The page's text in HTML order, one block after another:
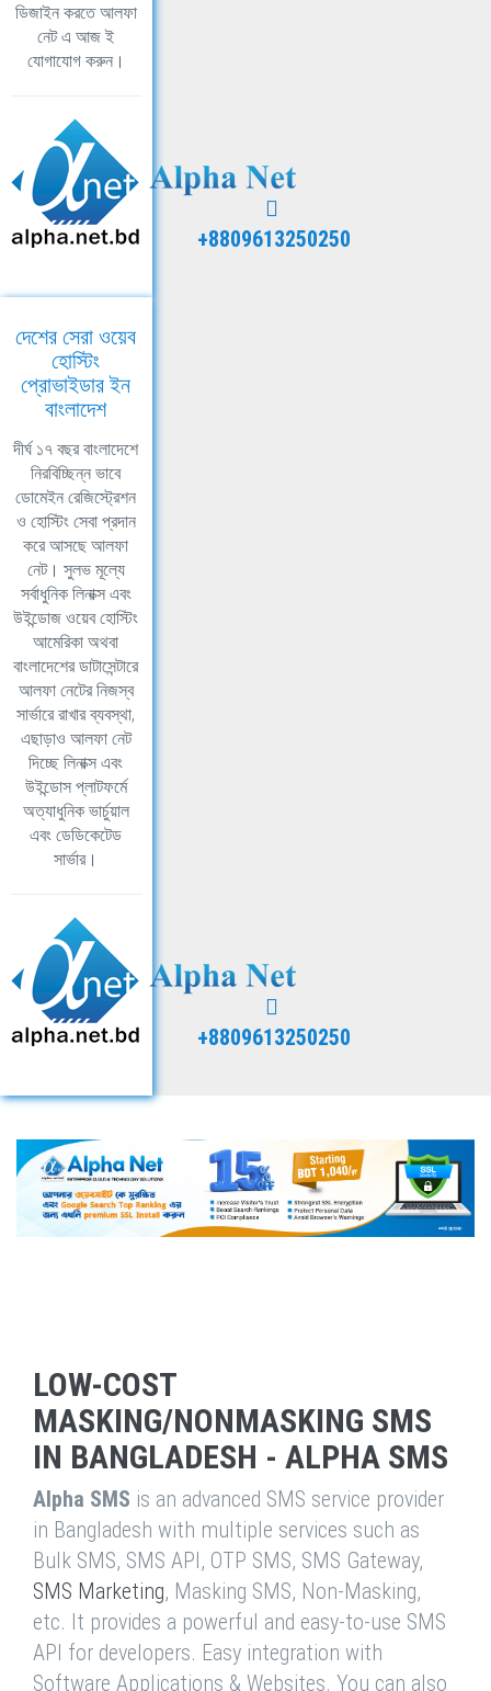
ডিজাইন করতে আলফা
নেট এ আজ ই
যোগাযোগ করুন।
+8809613250250
দেশের সেরা ওয়েব
হোস্টিং
প্রোভাইডার ইন
বাংলাদেশ
দীর্ঘ ১৭ বছর বাংলাদেশে
নিরবিচ্ছিন্ন ভাবে
ডোমেইন রেজিস্ট্রেশন
ও হোস্টিং সেবা প্রদান
করে আসছে আলফা
নেট। সুলভ মূল্যে
সর্বাধুনিক লিনাক্স এবং
উইন্ডোজ ওয়েব হোস্টিং
আমেরিকা অথবা
বাংলাদেশের ডাটাসেন্টারে
আলফা নেটের নিজস্ব
সার্ভারে রাখার ব্যবস্থা,
এছাড়াও আলফা নেট
দিচ্ছে লিনাক্স এবং
উইন্ডোস প্লাটফর্মে
অত্যাধুনিক ভার্চুয়াল
এবং ডেডিকেটেড
সার্ভার।
+8809613250250
LOW-COST
MASKING/NONMASKING SMS
IN BANGLADESH - ALPHA SMS
Alpha SMS is an advanced SMS service provider
in Bangladesh with multiple services such as
Bulk SMS, SMS API, OTP SMS, SMS Gateway,
SMS Marketing, Masking SMS, Non-Masking,
etc. It provides a powerful and easy-to-use SMS
API for developers. Easy integration with
Software Applications & Websites. You can also